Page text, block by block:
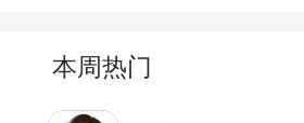
本周热门